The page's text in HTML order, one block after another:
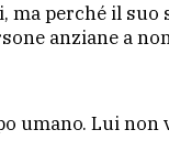
perché il
anziane a
umano. Lui